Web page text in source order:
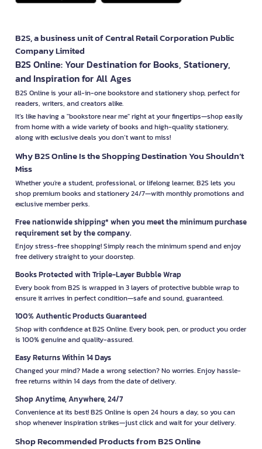
B2S, a business unit of Central Retail Corporation Public
Company Limited
B2S Online: Your Destination for Books, Stationery,
and Inspiration for All Ages
B2S Online is your all-in-one bookstore and stationery shop, perfect for
readers, writers, and creators alike.
It’s like having a "bookstore near me" right at your fingertips—shop easily
from home with a wide variety of books and high-quality stationery,
along with exclusive deals you don’t want to miss!
Why B2S Online Is the Shopping Destination You Shouldn’t
Miss
Whether you're a student, professional, or lifelong learner, B2S lets you
shop premium books and stationery 24/7—with monthly promotions and
exclusive member perks.
Free nationwide shipping* when you meet the minimum purchase
requirement set by the company.
Enjoy stress-free shopping! Simply reach the minimum spend and enjoy
free delivery straight to your doorstep.
Books Protected with Triple-Layer Bubble Wrap
Every book from B2S is wrapped in 3 layers of protective bubble wrap to
ensure it arrives in perfect condition—safe and sound, guaranteed.
100% Authentic Products Guaranteed
Shop with confidence at B2S Online. Every book, pen, or product you order
is 100% genuine and quality-assured.
Easy Returns Within 14 Days
Changed your mind? Made a wrong selection? No worries. Enjoy hassle-
free returns within 14 days from the date of delivery.
Shop Anytime, Anywhere, 24/7
Convenience at its best! B2S Online is open 24 hours a day, so you can
shop whenever inspiration strikes—just click and wait for your delivery.
Shop Recommended Products from B2S Online